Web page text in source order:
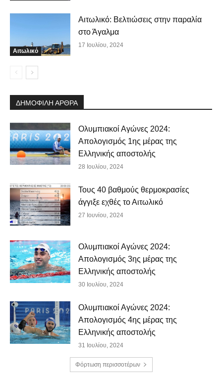
Αιτωλικό
Αιτωλικό: Βελτιώσεις στην παραλία
στο Άγαλμα
17 Ιουλίου, 2024
ΔΗΜΟΦΙΛΗ ΑΡΘΡΑ
Ολυμπιακοί Αγώνες 2024:
Απολογισμός 1ης μέρας της
Ελληνικής αποστολής
28 Ιουλίου, 2024
Τους 40 βαθμούς θερμοκρασίες
άγγιξε εχθές το Αιτωλικό
27 Ιουνίου, 2024
Ολυμπιακοί Αγώνες 2024:
Απολογισμός 3ης μέρας της
Ελληνικής αποστολής
30 Ιουλίου, 2024
Ολυμπιακοί Αγώνες 2024:
Απολογισμός 4ης μέρας της
Ελληνικής αποστολής
31 Ιουλίου, 2024
Φόρτωση περισσοτέρων